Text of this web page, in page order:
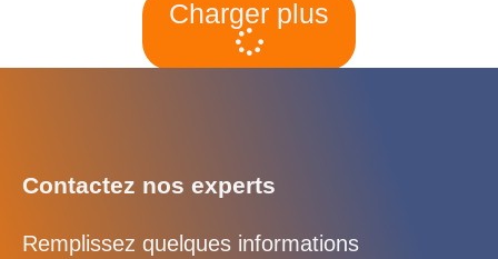
Charger plus
Contactez nos experts
Remplissez quelques informations